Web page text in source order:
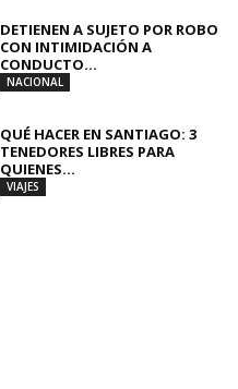
DETIENEN A SUJETO POR ROBO
CON INTIMIDACIÓN A
CONDUCTO...
NACIONAL
QUÉ HACER EN SANTIAGO: 3
TENEDORES LIBRES PARA
QUIENES...
VIAJES